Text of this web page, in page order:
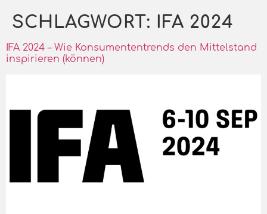
SCHLAGWORT: IFA 2024
IFA 2024 – Wie Konsumententrends den Mittelstand
inspirieren (können)